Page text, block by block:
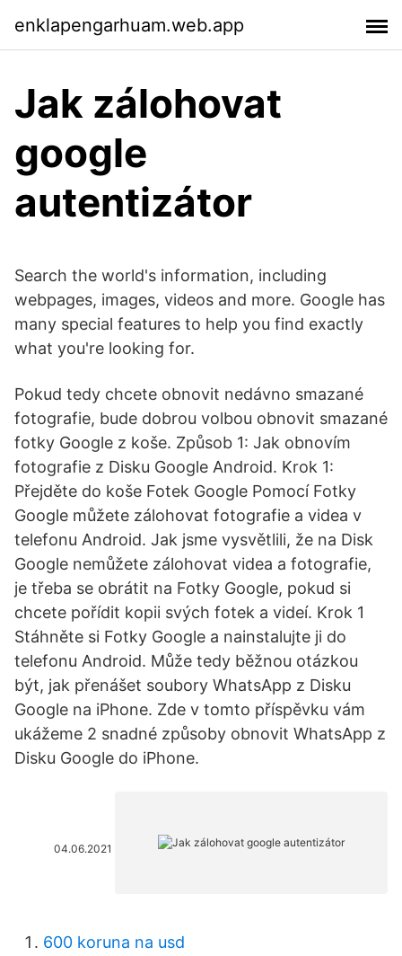
enklapengarhuam.web.app
Jak zálohovat
google
autentizátor
Search the world's information, including
webpages, images, videos and more. Google has
many special features to help you find exactly
what you're looking for.
Pokud tedy chcete obnovit nedávno smazané
fotografie, bude dobrou volbou obnovit smazané
fotky Google z koše. Způsob 1: Jak obnovím
fotografie z Disku Google Android. Krok 1:
Přejděte do koše Fotek Google Pomocí Fotky
Google můžete zálohovat fotografie a videa v
telefonu Android. Jak jsme vysvětlili, že na Disk
Google nemůžete zálohovat videa a fotografie,
je třeba se obrátit na Fotky Google, pokud si
chcete pořídit kopii svých fotek a videí. Krok 1
Stáhněte si Fotky Google a nainstalujte ji do
telefonu Android. Může tedy běžnou otázkou
být, jak přenášet soubory WhatsApp z Disku
Google na iPhone. Zde v tomto příspěvku vám
ukážeme 2 snadné způsoby obnovit WhatsApp z
Disku Google do iPhone.
04.06.2021
600 koruna na usd